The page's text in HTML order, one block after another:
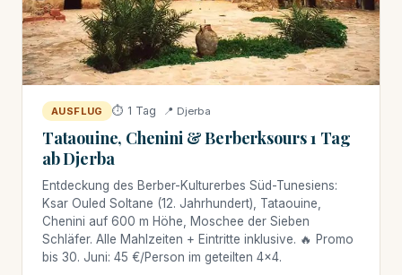
AUSFLUG ⏱ 1 Tag 📍 Djerba
Tataouine, Chenini & Berberksours 1 Tag
ab Djerba
Entdeckung des Berber-Kulturerbes Süd-Tunesiens:
Ksar Ouled Soltane (12. Jahrhundert), Tataouine,
Chenini auf 600 m Höhe, Moschee der Sieben
Schläfer. Alle Mahlzeiten + Eintritte inklusive. 🔥 Promo
bis 30. Juni: 45 €/Person im geteilten 4×4.